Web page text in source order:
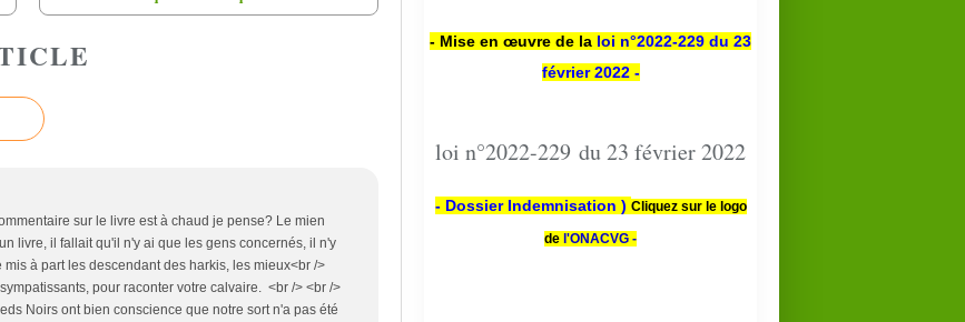
sur le livre est à chaud je pense? Le mien
livre, il fallait qu'il n'y ai que les gens concernés, il n'y
à part les descendant des harkis, les mieux<br />
pour raconter votre calvaire. <br /> <br />
Noirs ont bien conscience que notre sort n'a pas été
- Mise en œuvre de la loi n°2022-229 du 23
février 2022 -
loi n°2022-229 du 23 février 2022
- Dossier Indemnisation ) Cliquez sur le logo
de l'ONACVG -